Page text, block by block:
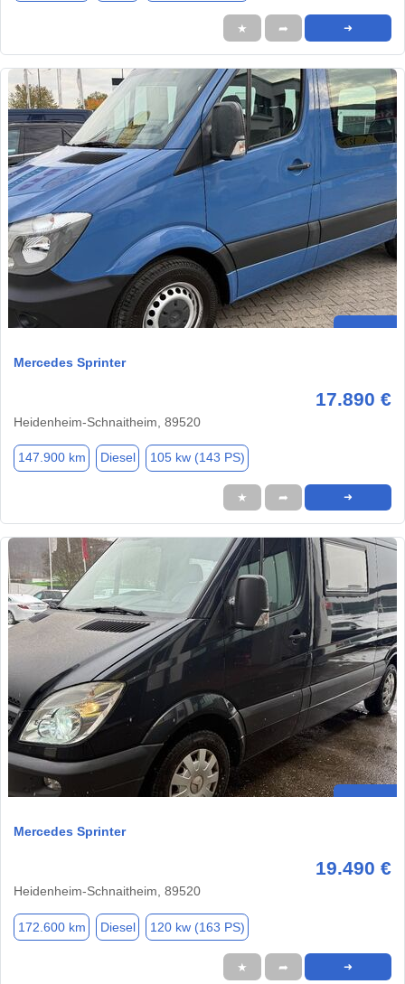
★ ➦ ➜
Mercedes Sprinter
17.890 €
Heidenheim-Schnaitheim, 89520
147.900 km Diesel 105 kw (143 PS)
★ ➦ ➜
Mercedes Sprinter
19.490 €
Heidenheim-Schnaitheim, 89520
172.600 km Diesel 120 kw (163 PS)
★ ➦ ➜